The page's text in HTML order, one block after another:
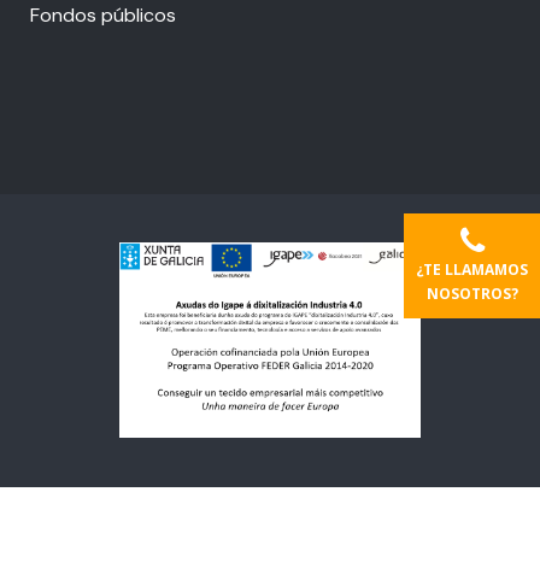
Fondos públicos
¿TE LLAMAMOS
NOSOTROS?